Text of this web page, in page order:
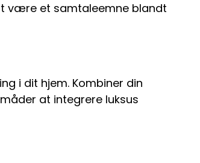
være et samtaleemne blandt
i dit hjem. Kombiner din
at integrere luksus